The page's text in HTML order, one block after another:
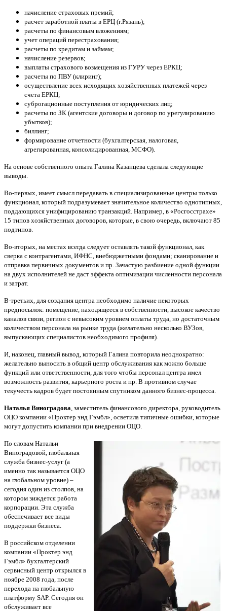
начисление страховых премий;
расчет заработной платы в ЕРЦ (г.Рязань);
расчеты по финансовым вложениям;
учет операций перестрахования;
расчеты по кредитам и займам;
начисление резервов;
выплаты страхового возмещения из ГУРУ через ЕРКЦ;
расчеты по ПВУ (клиринг);
осуществление всех исходящих хозяйственных платежей через
счета ЕРКЦ;
суброгационные поступления от юридических лиц;
расчеты по ЗК (агентские договоры и договор по урегулированию
убытков);
биллинг;
формирование отчетности (бухгалтерская, налоговая,
агрегированная, консолидированная, МСФО).
На основе собственного опыта Галина Казанцева сделала следующие
выводы.
Во-первых, имеет смысл передавать в специализированные центры только
функционал, который подразумевает значительное количество однотипных,
поддающихся унифицированию транзакций. Например, в «Росгосстрахе»
15 типов хозяйственных договоров, которые, в свою очередь, включают 85
подтипов.
Во-вторых, на местах всегда следует оставлять такой функционал, как
сверка с контрагентами, ИФНС, внебюджетными фондами; сканирование и
отправка первичных документов и пр. Зачастую разбиение одной функции
на двух исполнителей не даст эффекта оптимизации численности персонала
и затрат.
В-третьих, для создания центра необходимо наличие некоторых
предпосылок: помещение, находящееся в собственности, высокое качество
каналов связи, регион с невысоким уровнем оплаты труда, но достаточным
количеством персонала на рынке труда (желательно несколько ВУЗов,
выпускающих специалистов необходимого профиля).
И, наконец, главный вывод, который Галина повторила неоднократно:
желательно выносить в общий центр обслуживания как можно больше
функций или ответственности, для того чтобы персонал центра имел
возможность развития, карьерного роста и пр. В противном случае
текучесть кадров будет постоянным спутником данного бизнес-процесса.
Наталья Виноградова , заместитель финансового директора, руководитель
ОЦО компании «Проктер энд Гэмбл», осветила типичные ошибки, которые
могут допустить компании при внедрении ОЦО.
По словам Натальи
Виноградовой, глобальная
служба бизнес-услуг (а
именно так называется ОЦО
на глобальном уровне) –
сегодня один из столпов, на
котором зиждется работа
корпорации. Эта служба
обеспечивает все виды
поддержки бизнеса.
В российском отделении
компании «Проктер энд
Гэмбл» бухгалтерский
сервисный центр открылся в
ноябре 2008 года, после
перехода на глобальную
платформу SAP. Сегодня он
обслуживает все